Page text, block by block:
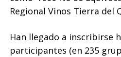
Regional Vinos Tierra del
Han llegado a inscribirse
participantes (en 235